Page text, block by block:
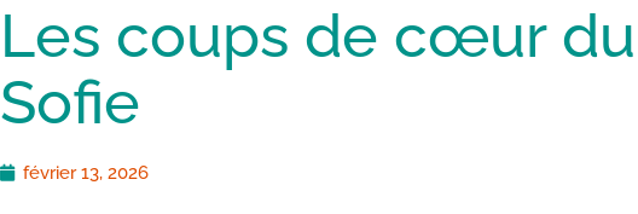
Les coups de cœur du
Sofie
février 13, 2026